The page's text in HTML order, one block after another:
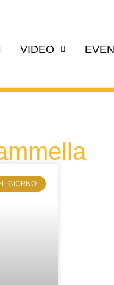
VIDEO
GIORNO